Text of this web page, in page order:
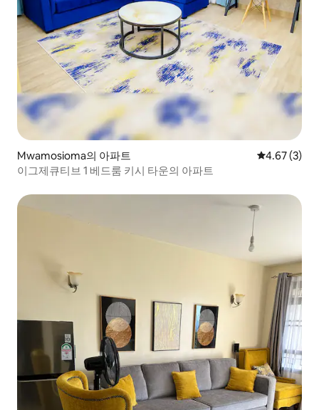
Mwamosioma의 아파트 평점 4.67점
4.67 (3)
이그제큐티브 1 베드룸 키시 타운의 아파트